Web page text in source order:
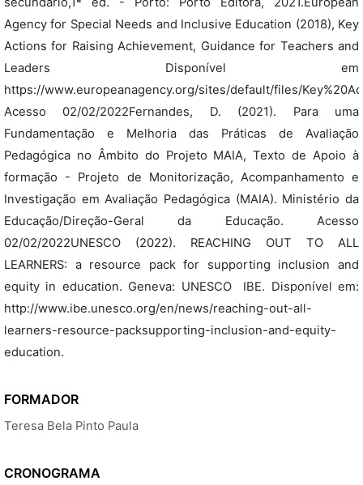
Agency for Special Needs and Inclusive Education (2018), Key
Actions for Raising Achievement, Guidance for Teachers and
Leaders Disponível em
https://www.europeanagency.org/sites/default/files/
Acesso 02/02/2022Fernandes, D. (2021). Para uma
Fundamentação e Melhoria das Práticas de Avaliação
Pedagógica no Âmbito do Projeto MAIA, Texto de Apoio à
formação - Projeto de Monitorização, Acompanhamento e
Investigação em Avaliação Pedagógica (MAIA). Ministério da
Educação/Direção-Geral da Educação. Acesso
02/02/2022UNESCO (2022). REACHING OUT TO ALL
LEARNERS: a resource pack for supporting inclusion and
equity in education. Geneva: UNESCO  IBE. Disponível em:
http://www.ibe.unesco.org/en/news/reaching-out-all-
learners-resource-packsupporting-inclusion-and-equity-
education.
FORMADOR
Teresa Bela Pinto Paula
CRONOGRAMA